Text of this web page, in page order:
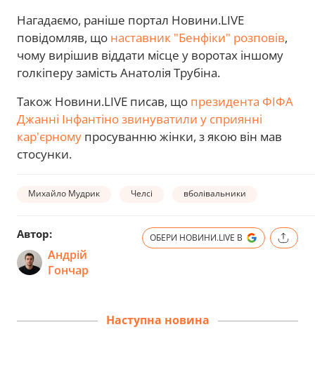
Нагадаємо, раніше портал Новини.LIVE
повідомляв, що наставник "Бенфіки" розповів,
чому вирішив віддати місце у воротах іншому
голкіперу замість Анатолія Трубіна.
Також Новини.LIVE писав, що президента ФІФА
Джанні Інфантіно звинуватили у сприянні
кар'єрному просуванню жінки, з якою він мав
стосунки.
Михайло Мудрик Челсі вболівальники
Автор:
Андрій
Гончар
ОБЕРИ НОВИНИ.LIVE В
Наступна новина